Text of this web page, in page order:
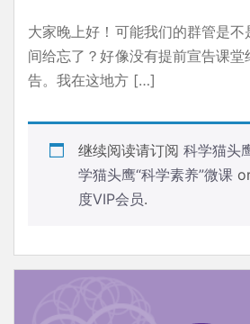
大家晚上好！可能我们的群管是
间给忘了？好像没有提前宣告课
告。我在这地方 […]
继续阅读请订阅 科学猫头
学猫头鹰“科学素养”微课
度VIP会员.